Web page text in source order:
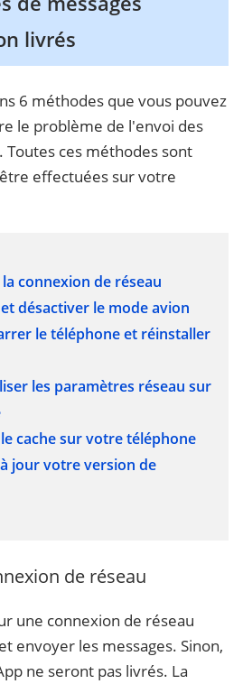
livrés
6 méthodes que vous pouvez
le problème de l'envoi des
Toutes ces méthodes sont
effectuées sur votre
connexion de réseau
désactiver le mode avion
le téléphone et réinstaller
les paramètres réseau sur
cache sur votre téléphone
jour votre version de
de réseau
une connexion de réseau
envoyer les messages. Sinon,
ne seront pas livrés. La